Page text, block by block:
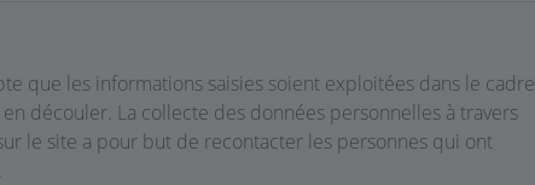
que les informations saisies soient exploitées dans le cadre
découler. La collecte des données personnelles à travers
le site a pour but de recontacter les personnes qui ont